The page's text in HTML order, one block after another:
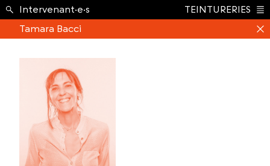
École ›
Intervenant·e·s
TEINTURERIES
Tamara Bacci